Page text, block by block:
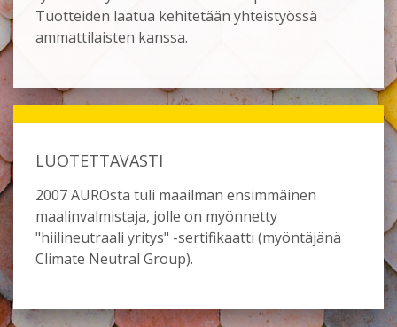
Tuotteiden laatua kehitetään yhteistyössä
ammattilaisten kanssa.
LUOTETTAVASTI
2007 AUROsta tuli maailman ensimmäinen
maalinvalmistaja, jolle on myönnetty
"hiilineutraali yritys" -sertifikaatti (myöntäjänä
Climate Neutral Group).